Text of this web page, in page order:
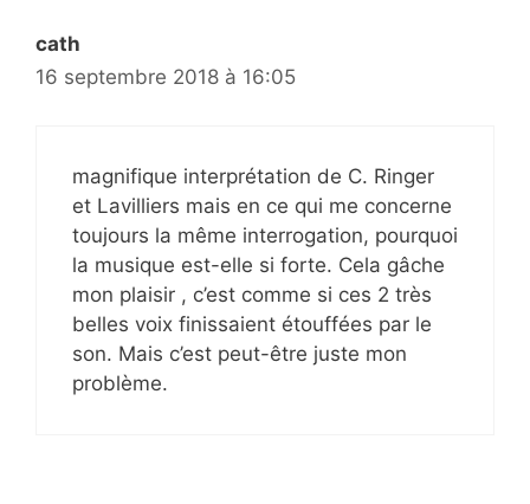
cath
16 septembre 2018 à 16:05
magnifique interprétation de C. Ringer
et Lavilliers mais en ce qui me concerne
toujours la même interrogation, pourquoi
la musique est-elle si forte. Cela gâche
mon plaisir , c’est comme si ces 2 très
belles voix finissaient étouffées par le
son. Mais c’est peut-être juste mon
problème.